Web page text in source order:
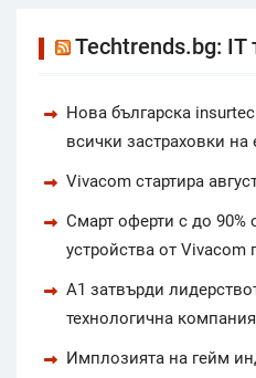
Techtrends.bg: IT
Нова българска
всички застраховки на
Vivacom стартира
Смарт оферти с до 90%
устройства от Vivacom
А1 затвърди
технологична
Имплозията на гейм